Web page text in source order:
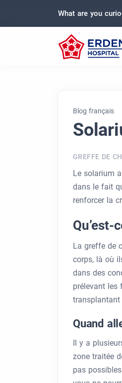
What are you
Blog français
GREFFE DE
Le solarium
dans le fait
renforcer la
La greffe de
corps, là où
dans des
prélevant les
transplantant
Quand
Il y a
zone traitée
pas